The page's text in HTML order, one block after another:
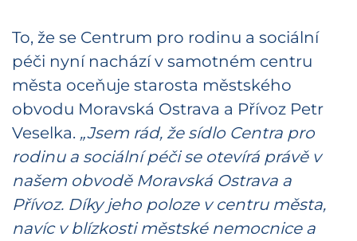
To, že se Centrum pro rodinu a sociální
péči nyní nachází v samotném centru
města oceňuje starosta městského
obvodu Moravská Ostrava a Přívoz Petr
Veselka. „Jsem rád, že sídlo Centra pro
rodinu a sociální péči se otevírá právě v
našem obvodě Moravská Ostrava a
Přívoz. Díky jeho poloze v centru města,
navíc v blízkosti městské nemocnice a